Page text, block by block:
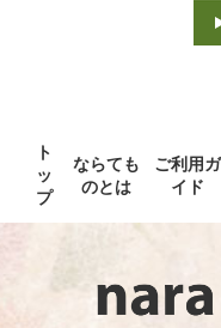
ト
ッ
プ
ならても
のとは
ご利用ガ
イド